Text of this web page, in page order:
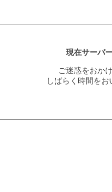
現在サーバ
ご迷惑をおか
しばらく時間を